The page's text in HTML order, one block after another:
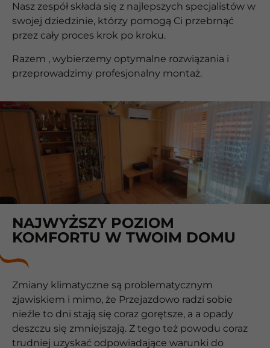
Nasz zespół składa się z najlepszych specjalistów w
swojej dziedzinie, którzy pomogą Ci przebrnąć
przez cały proces krok po kroku.
Razem , wybierzemy optymalne rozwiązania i
przeprowadzimy profesjonalny montaż.
NAJWYŻSZY POZIOM
KOMFORTU W TWOIM DOMU
Zmiany klimatyczne są problematycznym
zjawiskiem i mimo, że Przejazdowo radzi sobie
nieźle to dni stają się coraz gorętsze, a a opady
deszczu się zmniejszają. Z tego też powodu coraz
trudniej uzyskać odpowiadające warunki do